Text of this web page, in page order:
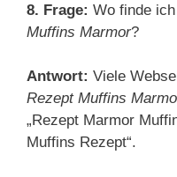
8. Frage: Wo finde
Muffins Marmor?
Antwort: Viele
Rezept Muffins
„Rezept Marmor
Muffins Rezept“.